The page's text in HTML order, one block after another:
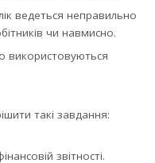
ведеться неправильно
чи навмисно.
використовуються
такі завдання:
звітності.